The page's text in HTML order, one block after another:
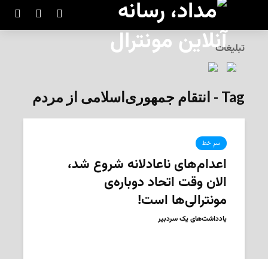
تبلیغات
Tag - انتقام جمهوری‌اسلامی از مردم
سرِ خط
اعدام‌های ناعادلانه شروع شد،
الان وقت اتحاد دوباره‌ی
مونترالی‌ها است!
یادداشت‌های یک سردبیر